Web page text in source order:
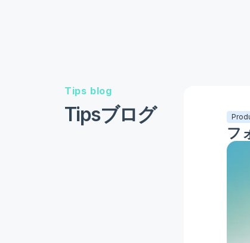
Tips blog
Tipsブログ
フ